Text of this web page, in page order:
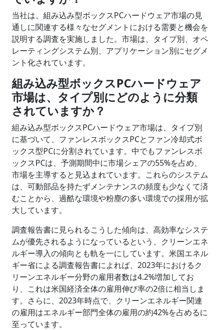
当社は、組み込み型ボックスPCハードウェア市場の見
通しに関連する様々なセグメントにおける需要と機会を
説明する調査を実施しました。市場は、タイプ別、オペ
レーティングシステム別、アプリケーション別にセグメ
ント化されています。
組み込み型ボックスPCハードウェア
市場は、タイプ別にどのように分類
されていますか？
組み込み型ボックスPCハードウェア市場は、タイプ別
に基づいて、ファンレスボックスPCとファン冷却式ボ
ックス型PCに分割されています。中でもファンレスボ
ックスPCは、予測期間中に市場シェアの55%を占め、
市場を主導すると見込まれています。これらのシステム
は、可動部品を持たずメンテナンスの頻度も少なくて済
むことから、過酷な環境や粉塵の多い環境での採用が拡
大しています。
調査報告書に見られるこうした傾向は、高効率なシステ
ムが優先されるようになっているという、クリーンエネ
ルギー導入の傾向とも軌を一にしています。米国エネル
ギー省による調査報告書によれば、2023年におけるク
リーンエネルギー分野の雇用者数は4.2%増加してお
り、これは米国経済全体の雇用伸び率の2倍に相当しま
す。さらに、2023年時点で、クリーンエネルギー関連
の雇用はエネルギー部門全体の雇用の約42%を占めるに
至っています。